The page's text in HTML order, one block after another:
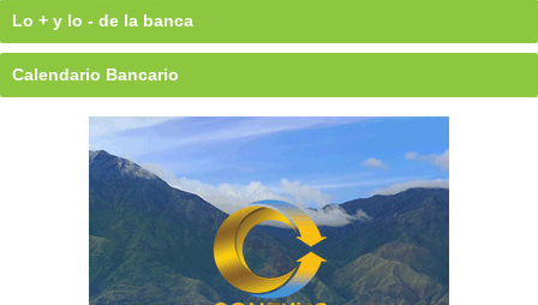
Lo + y lo - de la banca
Calendario Bancario